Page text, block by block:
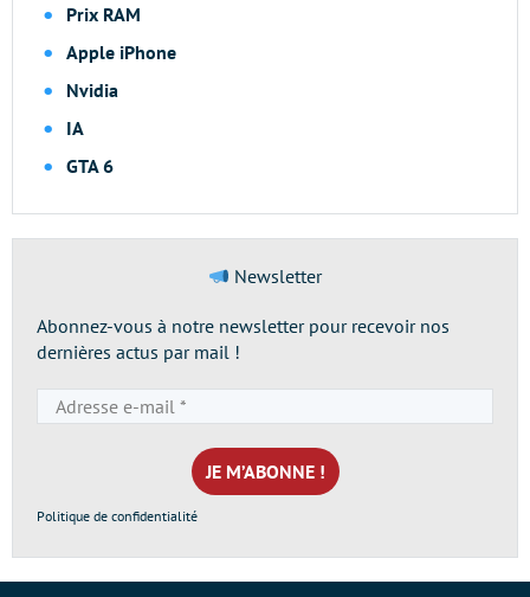
Prix RAM
Apple iPhone
Nvidia
IA
GTA 6
Newsletter
Abonnez-vous à notre newsletter pour recevoir nos
dernières actus par mail !
e-
mail
*
Politique de confidentialité